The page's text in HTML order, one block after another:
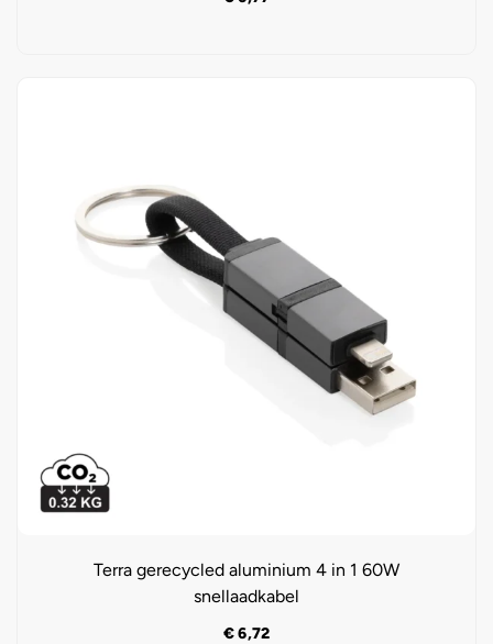
Terra gerecycled aluminium 4 in 1 60W
snellaadkabel
€6,72